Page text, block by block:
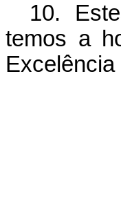
10.
temos a